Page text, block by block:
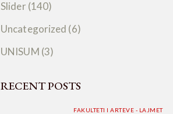
Slider (140)
Uncategorized (6)
UNISUM (3)
RECENT POSTS
FAKULTETI I ARTEVE - LAJMET